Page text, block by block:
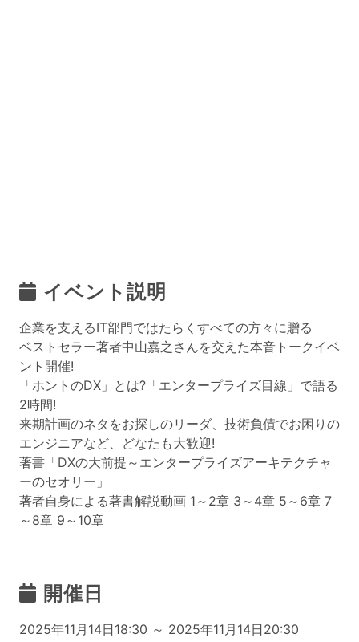
イベント説明
企業を支えるIT部門ではたらくすべての方々に贈る
ベストセラー著者中山嘉之さんを交えた本音トークイベ
ント開催!
「ホントのDX」とは?「エンタープライズ目線」で語る
2時間!
来期計画のネタをお探しのリーダ、技術負債でお困りの
エンジニアなど、どなたも大歓迎!
著書「DXの大前提～エンタープライズアーキテクチャ
ーのセオリー」
著者自身による著書解説動画 1～2章 3～4章 5～6章 7
～8章 9～10章
開催日
2025年11月14日18:30 ～ 2025年11月14日20:30